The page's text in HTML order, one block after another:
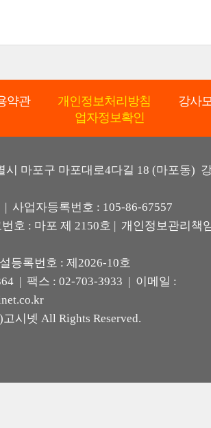
약관 개인정보처리방침
강사
업자정보확인
시 마포구 마포대로4다길 18 (마포동)
사업자등록번호 : 105-86-67557
호 : 마포 제 2150호 | 개인정보관리책
등록번호 : 제2026-10호
| 팩스 : 02-703-3933 | 이메일 :
시넷 All Rights Reserved.